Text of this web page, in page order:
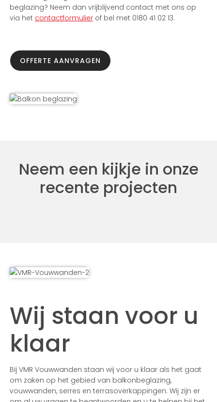
beglazing? Neem dan vrijblijvend contact met ons op
via het contactformulier of bel met 0180 41 02 13.
OFFERTE AANVRAGEN
Neem een kijkje in onze
recente projecten
Wij staan voor u
klaar
Bij VMR Vouwwanden staan wij voor u klaar als het gaat
om zaken op het gebied van balkonbeglazing,
vouwwanden, serres en terrasoverkappingen. Wij zijn er